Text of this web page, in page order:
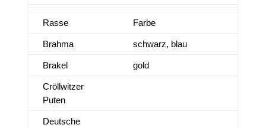
Rasse Farbe
Brahma schwarz, blau
Brakel gold
Cröllwitzer
Puten
Deutsche